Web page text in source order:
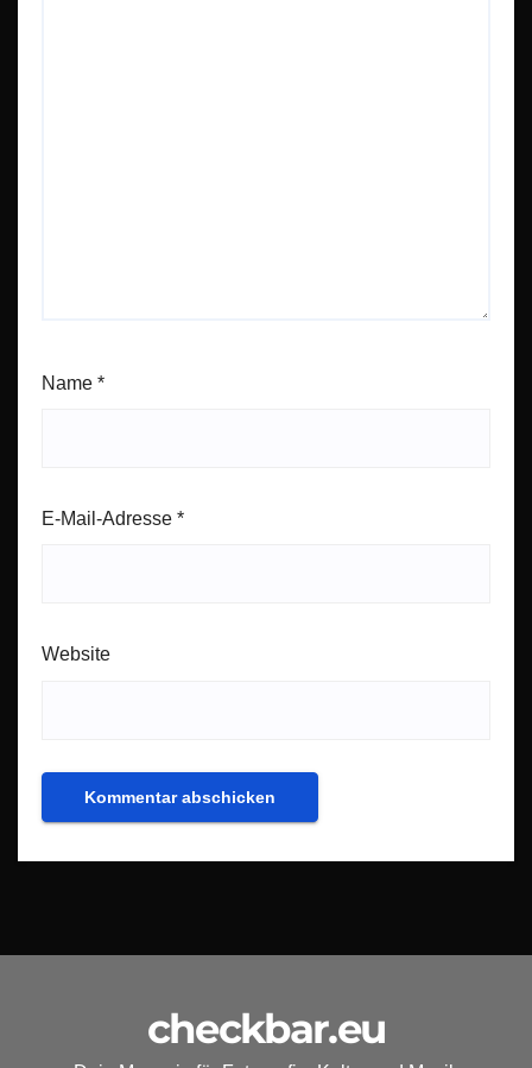
Name *
E-Mail-Adresse *
Website
checkbar.eu